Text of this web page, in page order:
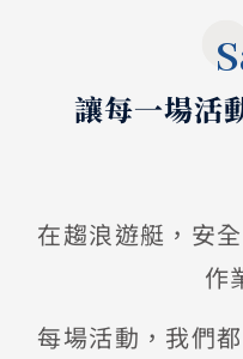
讓每一場活
在趨浪遊艇，安
作
每場活動，我們